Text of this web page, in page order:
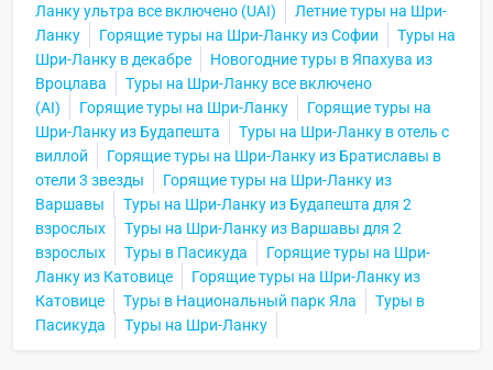
Ланку ультра все включено (UAI)
Летние туры на Шри-
Ланку
Горящие туры на Шри-Ланку из Софии
Туры на
Шри-Ланку в декабре
Новогодние туры в Япахува из
Вроцлава
Туры на Шри-Ланку все включено
(AI)
Горящие туры на Шри-Ланку
Горящие туры на
Шри-Ланку из Будапешта
Туры на Шри-Ланку в отель с
виллой
Горящие туры на Шри-Ланку из Братиславы в
отели 3 звезды
Горящие туры на Шри-Ланку из
Варшавы
Туры на Шри-Ланку из Будапешта для 2
взрослых
Туры на Шри-Ланку из Варшавы для 2
взрослых
Туры в Пасикуда
Горящие туры на Шри-
Ланку из Катовице
Горящие туры на Шри-Ланку из
Катовице
Туры в Национальный парк Яла
Туры в
Пасикуда
Туры на Шри-Ланку